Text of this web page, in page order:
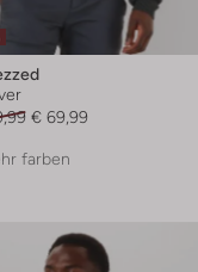
€ 69,99
farben